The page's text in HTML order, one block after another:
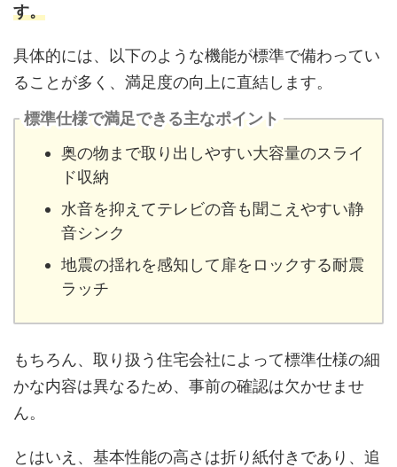
す。
具体的には、以下のような機能が標準で備わってい
ることが多く、満足度の向上に直結します。
標準仕様で満足できる主なポイント
奥の物まで取り出しやすい大容量のスライ
ド収納
水音を抑えてテレビの音も聞こえやすい静
音シンク
地震の揺れを感知して扉をロックする耐震
ラッチ
もちろん、取り扱う住宅会社によって標準仕様の細
かな内容は異なるため、事前の確認は欠かせませ
ん。
とはいえ、基本性能の高さは折り紙付きであり、追